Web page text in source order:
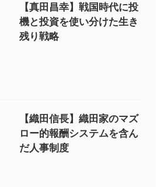
【真田昌幸】戦国時代に投
機と投資を使い分けた生き
残り戦略
【織田信長】織田家のマズ
ロー的報酬システムを含ん
だ人事制度